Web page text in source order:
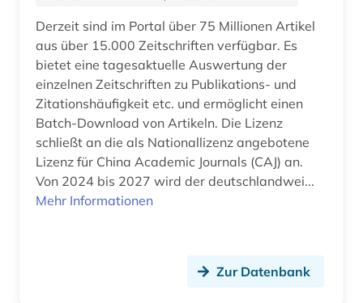
hochschulschrift (1)
hüttenindustrie (1)
illustrator (1)
impact faktoren (1)
industrie (2)
informatik (15)
informationswissenschaften (1)
Derzeit sind im Portal über 75 Millionen Artikel
aus über 15.000 Zeitschriften verfügbar. Es
bietet eine tagesaktuelle Auswertung der
einzelnen Zeitschriften zu Publikations- und
Zitationshäufigkeit etc. und ermöglicht einen
Batch-Download von Artikeln. Die Lizenz
schließt an die als Nationallizenz angebotene
Lizenz für China Academic Journals (CAJ) an.
Von 2024 bis 2027 wird der deutschlandwei...
Mehr Informationen
Zur Datenbank